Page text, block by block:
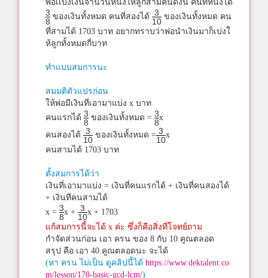
พ่อเเบ่งเงินจำนวนหนึ่งให้ลูกสามคนดังนี้ คนที่หนึ่งได้
3
8
ของเงินทั้งหมด คนที่สองได้ 3
10
ของเงินทั้งหมด คน
ที่สามได้ 1703 บาท อยากทราบว่าพ่อนำเงินมาก็เบ่งใ
ห้ลูกทั้งหมดกี่บาท
ทำแบบสมการนะ
สมมติตัวแปรก่อน
ให้พ่อมีเงินที่เอามาแบ่ง x บาท
คนแรกได้ 3
8
ของเงินทั้งหมด = 3
8
x
คนสองได้ 3
10
ของเงินทั้งหมด = 3
10
x
คนสามได้ 1703 บาท
ตั้งสมการได้ว่า
เงินที่เอามาแบ่ง = เงินที่คนแรกได้ + เงินที่คนสองได้
+ เงินทีคนสามได้
x = 3
8
x + 3
10
x + 1703
แก้สมการนี้จะได้ x ค่ะ ซึ่งก็คือสิ่งที่โจทย์ถาม
กำจัดส่วนก่อน เอา ครน ของ 8 กับ 10 คูณตลอด
สรุป คือ เอา 40 คูณตลอดนะ จะได้
(หา ครน ไม่เป็น ดูคลิปนี้ได้ https://www.dektalent.co
m/lesson/170-basic-gcd-lcm/)